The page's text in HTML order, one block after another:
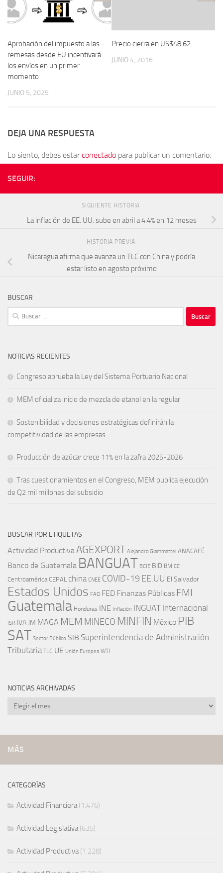
Aprobación del impuesto a las
remesas desde EU incentivará
los envíos en un primer
momento
JUNIO 5, 2025
Precio cierra en US$48.62
JUNIO 4, 2016
DEJA UNA RESPUESTA
Lo siento, debes estarconectado para publicar un comentario.
SEGUIR:
SIGUIENTE HISTORIA
La inflación de EE. UU. sube en abril a 4.4% en 12 meses
HISTORIA PREVIA
Nicaragua afirma que avanza un TLC con China y podría
estar listo en agosto próximo
BUSCAR
Buscar:
NOTICIAS RECIENTES
Congreso aprueba la Ley del Sistema Portuario Nacional
MEM oficializa inicio de mezcla de etanol en la regular
Sostenibilidad y decisiones estratégicas definirán la
competitividad de las empresas
Producción de azúcar crece 11% en la zafra 2025-2026
Tras cuestionamientos en el Congreso, MEM publica ejecución
de Q2 mil millones del subsidio
BUSCAR POR ETIQUETAS
Actividad ProductivaAGEXPORT Alejandro Giammattei ANACAFÉ
Banco de Guatemala BANGUAT BCIE BID BM CC
Centroamérica CEPAL china CNEE COVID-19 EE.UU El Salvador
Estados Unidos FAO FED Finanzas Públicas FMI
Guatemala Honduras INE Inflación INGUAT Internacional
ISR IVA JM MAGA MEM MINECO MINFIN México PIB
SAT Sector Público SIB Superintendencia de Administración
Tributaria TLC UE Unión Europea WTI
NOTICIAS ARCHIVADAS
Noticias
MÁS
CATEGORÍAS
Actividad Financiera(1.476)
Actividad Legislativa(635)
Actividad Productiva(1.228)